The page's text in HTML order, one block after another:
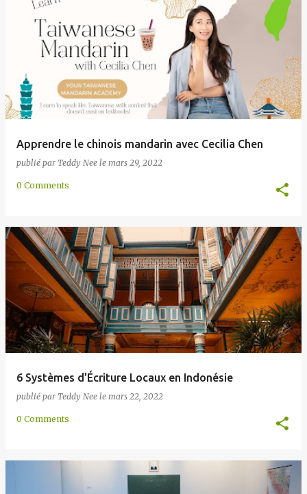
Apprendre le chinois mandarin avec Cecilia Chen
publié par Teddy Nee le mars 29, 2022
0 Comments
6 Systèmes d'Écriture Locaux en Indonésie
publié par Teddy Nee le mars 22, 2022
0 Comments